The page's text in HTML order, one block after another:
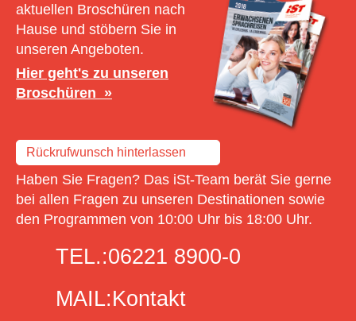
aktuellen Broschüren nach
Hause und stöbern Sie in
unseren Angeboten.
Hier geht's zu unseren
Broschüren
Rückrufwunsch hinterlassen
Haben Sie Fragen? Das iSt-Team berät Sie gerne
bei allen Fragen zu unseren Destinationen sowie
den Programmen von 10:00 Uhr bis 18:00 Uhr.
TEL.:06221 8900-0
MAIL:Kontakt